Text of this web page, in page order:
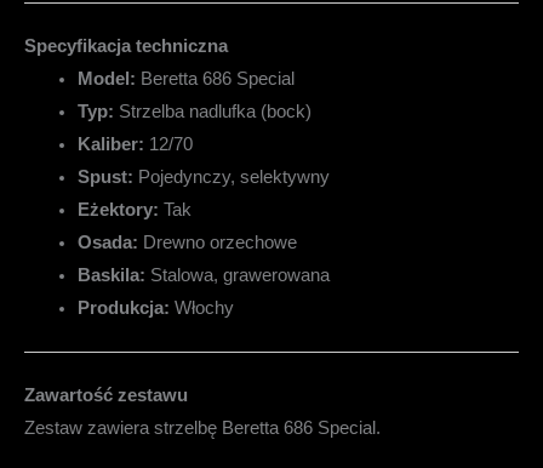
Specyfikacja techniczna
Model: Beretta 686 Special
Typ: Strzelba nadlufka (bock)
Kaliber: 12/70
Spust: Pojedynczy, selektywny
Eżektory: Tak
Osada: Drewno orzechowe
Baskila: Stalowa, grawerowana
Produkcja: Włochy
Zawartość zestawu
Zestaw zawiera strzelbę Beretta 686 Special.